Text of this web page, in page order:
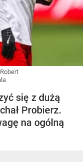
się z dużą
Probierz.
na ogólną